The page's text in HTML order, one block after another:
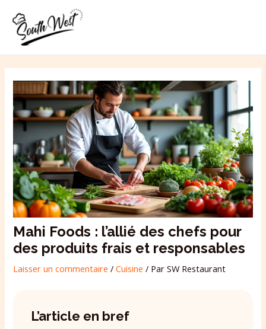
contenu
Mahi Foods : l’allié des chefs pour
des produits frais et responsables
Laisser un commentaire /Cuisine / ParSW Restaurant
L’article en bref